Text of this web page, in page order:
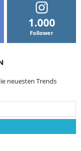
1.000
Follower
neuesten Trends